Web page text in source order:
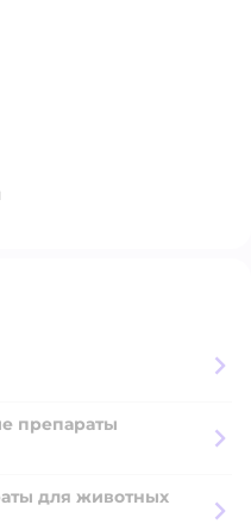
препараты
для животных